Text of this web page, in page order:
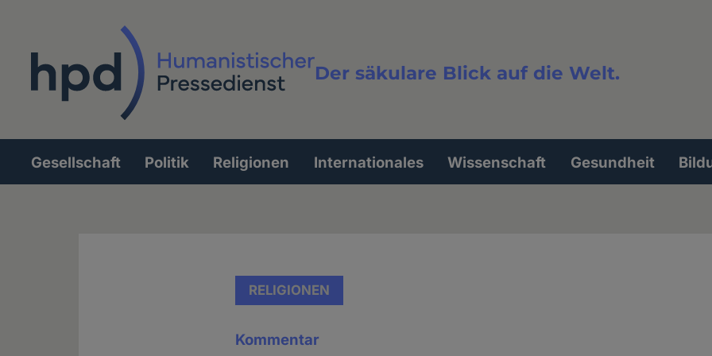
Der säkulare Blick auf die Welt.
Volltextsuche
Hauptnavigation
Gesellschaft Politik Religionen Internationales Wissenschaft Gesundheit
RELIGIONEN
Kommentar